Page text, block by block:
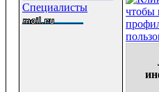
Специалисты